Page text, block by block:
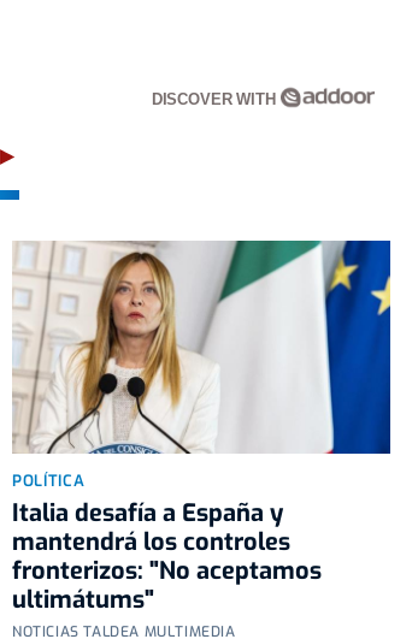
DISCOVER WITH
POLÍTICA
Italia desafía a España y
mantendrá los controles
fronterizos: "No aceptamos
ultimátums"
NOTICIAS TALDEA MULTIMEDIA